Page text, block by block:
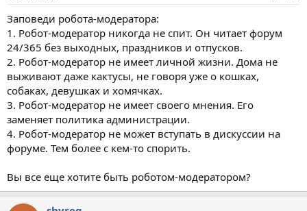
Заповеди робота-модератора:
1. Робот-модератор никогда не спит. Он читает форум
24/365 без выходных, праздников и отпусков.
2. Робот-модератор не имеет личной жизни. Дома не
выживают даже кактусы, не говоря уже о кошках,
собаках, девушках и хомячках.
3. Робот-модератор не имеет своего мнения. Его
заменяет политика администрации.
4. Робот-модератор не может вступать в дискуссии на
форуме. Тем более с кем-то спорить.
Вы все еще хотите быть роботом-модератором?